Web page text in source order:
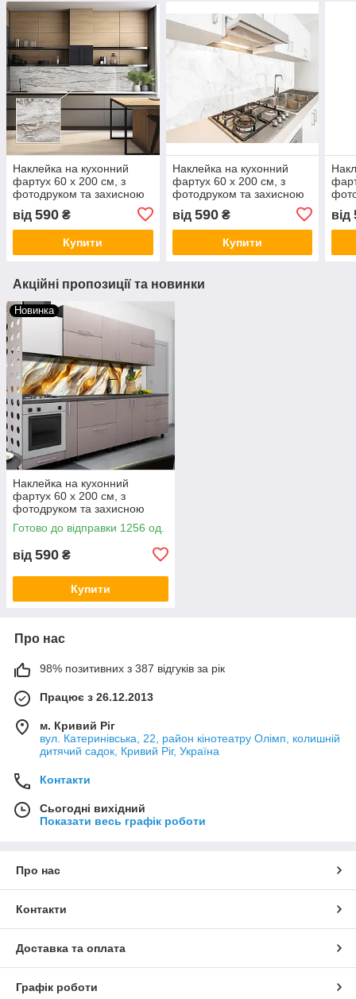
Наклейка на кухонний
фартух 60 х 200 см, з
фотодруком та захисною
мармур (БП-s_tx37663)
від 590 ₴
Купити
Наклейка на кухонний
фартух 60 х 200 см, з
фотодруком та захисною
світлий (БП-s_tx308)
від 590₴
Купити
від
Акційні пропозиції та новинки
Новинка
Наклейка на кухонний
фартух 60 х 200 см, з
фотодруком та захисною
ламінацією Мармур із
золотом
Готово до відправки 1256 од.
від 590 ₴
Купити
Про нас
98% позитивних з 387 відгуків за рік
Працює з 26.12.2013
м. Кривий Ріг
вул. Катеринівська, 22, район кінотеатру Олімп, колишній
дитячий садок, Кривий Ріг, Україна
Контакти
Сьогодні вихідний
Показати весь графік роботи
Про нас
Контакти
Доставка та оплата
Графік роботи